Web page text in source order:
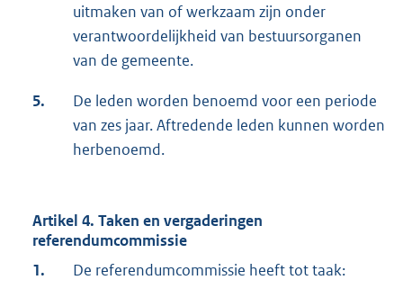
uitmaken van of werkzaam zijn onder
verantwoordelijkheid van bestuursorganen
van de gemeente.
5.
De leden worden benoemd voor een periode
van zes jaar. Aftredende leden kunnen worden
herbenoemd.
Artikel 4. Taken en vergaderingen
referendumcommissie
1.
De referendumcommissie heeft tot taak: